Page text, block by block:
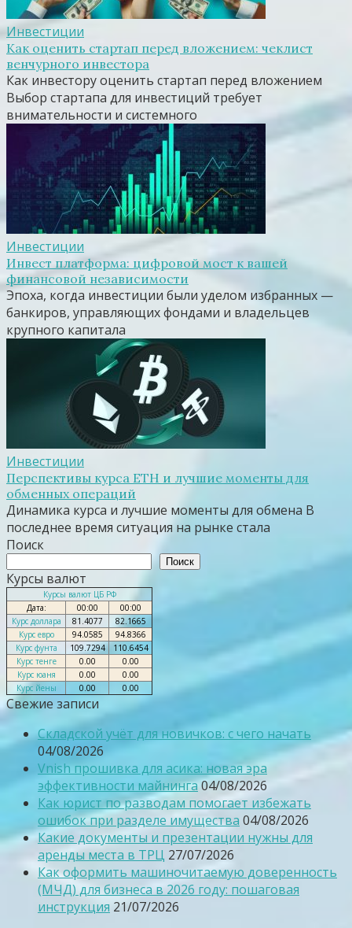
Инвестиции
Как оценить стартап перед вложением: чеклист
венчурного инвестора
Как инвестору оценить стартап перед вложением
Выбор стартапа для инвестиций требует
внимательности и системного
Инвестиции
Инвест платформа: цифровой мост к вашей
финансовой независимости
Эпоха, когда инвестиции были уделом избранных —
банкиров, управляющих фондами и владельцев
крупного капитала
Инвестиции
Перспективы курса ETH и лучшие моменты для
обменных операций
Динамика курса и лучшие моменты для обмена В
последнее время ситуация на рынке стала
Поиск
Поиск
Курсы валют
Курсы валют ЦБ РФ
Дата:
00:00
00:00
Курс доллара
81.4077
82.1665
Курс евро
94.0585
94.8366
Курс фунта
109.7294
110.6454
Курс тенге
0.00
0.00
Курс юаня
0.00
0.00
Курс йены
0.00 0.00
Свежие записи
Складской учёт для новичков: с чего начать
04/08/2026
Vnish прошивка для асика: новая эра
эффективности майнинга04/08/2026
Как юрист по разводам помогает избежать
ошибок при разделе имущества 04/08/2026
Какие документы и презентации нужны для
аренды места в ТРЦ 27/07/2026
Как оформить машиночитаемую доверенность
(МЧД) для бизнеса в 2026 году: пошаговая
инструкция 21/07/2026